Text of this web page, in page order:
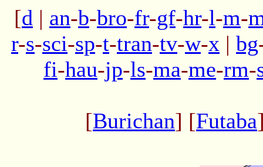
[d | an-b-bro-fr-gf-hr-l-m-
r-s-sci-sp-t-tran-tv-w-x | bg
fi-hau-jp-ls-ma-me-rm-
[Burichan] [Futaba